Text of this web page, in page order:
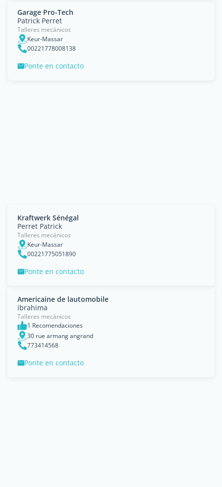
Garage Pro-Tech
Patrick Perret
Talleres mecánicos
Keur-Massar
00221778008138
Ponte en contacto
Kraftwerk Sénégal
Perret Patrick
Talleres mecánicos
Keur-Massar
00221775051890
Ponte en contacto
Americaine de lautomobile
ibrahima
Talleres mecánicos
1 Recomendaciones
30 rue armang angrand
773414568
Ponte en contacto